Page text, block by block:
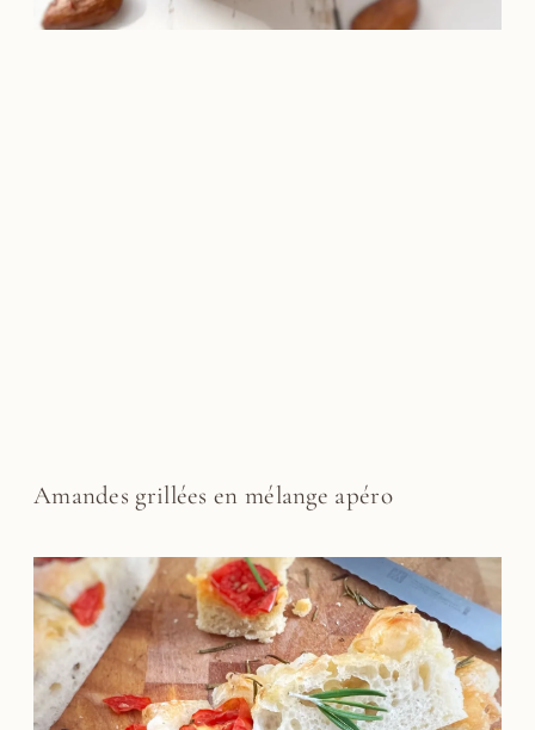
Amandes grillées en mélange apéro